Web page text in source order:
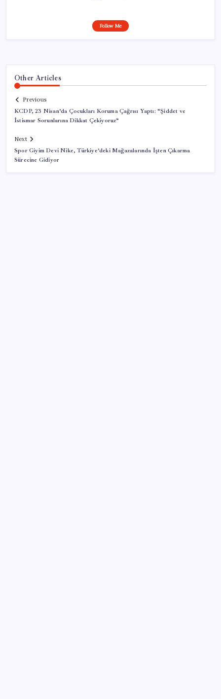
Follow Me
Other Articles
Previous
KCDP, 23 Nisan’da Çocukları Koruma Çağrısı Yaptı: “Şiddet ve
İstismar Sorunlarına Dikkat Çekiyoruz”
Next
Spor Giyim Devi Nike, Türkiye’deki Mağazalarında İşten Çıkarma
Sürecine Gidiyor